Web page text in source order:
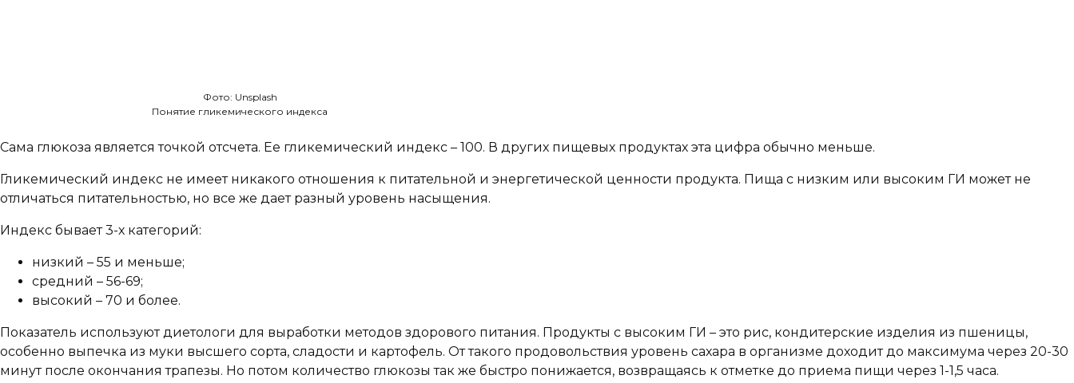
Фото: Unsplash
Понятие гликемического индекса
Сама глюкоза является точкой отсчета. Ее гликемический индекс – 100. В других пищевых продуктах эта цифра обычно меньше.
Гликемический индекс не имеет никакого отношения к питательной и энергетической ценности продукта. Пища с низким или высоким ГИ может не
отличаться питательностью, но все же дает разный уровень насыщения.
Индекс бывает 3-х категорий:
низкий – 55 и меньше;
средний – 56-69;
высокий – 70 и более.
Показатель используют диетологи для выработки методов здорового питания. Продукты с высоким ГИ – это рис, кондитерские изделия из пшеницы,
особенно выпечка из муки высшего сорта, сладости и картофель. От такого продовольствия уровень сахара в организме доходит до максимума через 20-30
минут после окончания трапезы. Но потом количество глюкозы так же быстро понижается, возвращаясь к отметке до приема пищи через 1-1,5 часа.